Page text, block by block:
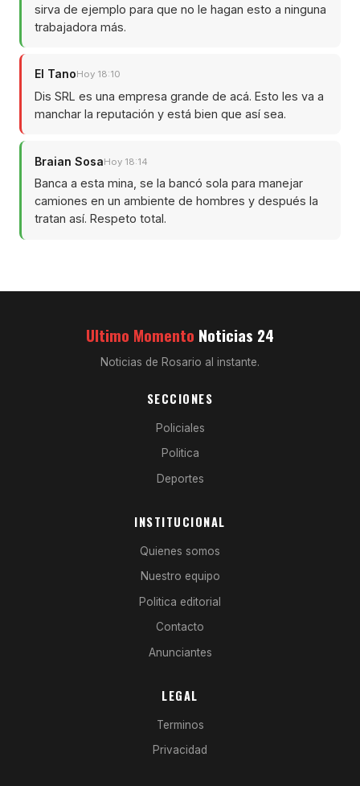
sirva de ejemplo para que no le hagan esto a ninguna
trabajadora más.
El TanoHoy 18:10
Dis SRL es una empresa grande de acá. Esto les va a
manchar la reputación y está bien que así sea.
Braian SosaHoy 18:14
Banca a esta mina, se la bancó sola para manejar
camiones en un ambiente de hombres y después la
tratan así. Respeto total.
Ultimo Momento Noticias 24
Noticias de Rosario al instante.
SECCIONES
Policiales
Politica
Deportes
INSTITUCIONAL
Quienes somos
Nuestro equipo
Politica editorial
Contacto
Anunciantes
LEGAL
Terminos
Privacidad